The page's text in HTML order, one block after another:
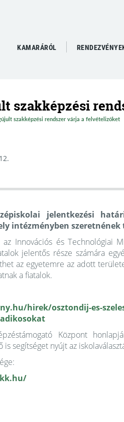
KAMARÁRÓL
szakképzési
szakképzési rendszer várja a felvételizőket
jelentkezési
intézményben
az Innovációs és Technológiai
jelentős része számára
az egyetemre az adott
a fiatalok.
hirek/osztondij-es-
Központ
is segítséget nyújt az